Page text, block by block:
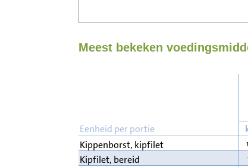
Meest bekeken
Eenheid per portie
Kippenborst, kipfilet
Kipfilet, bereid